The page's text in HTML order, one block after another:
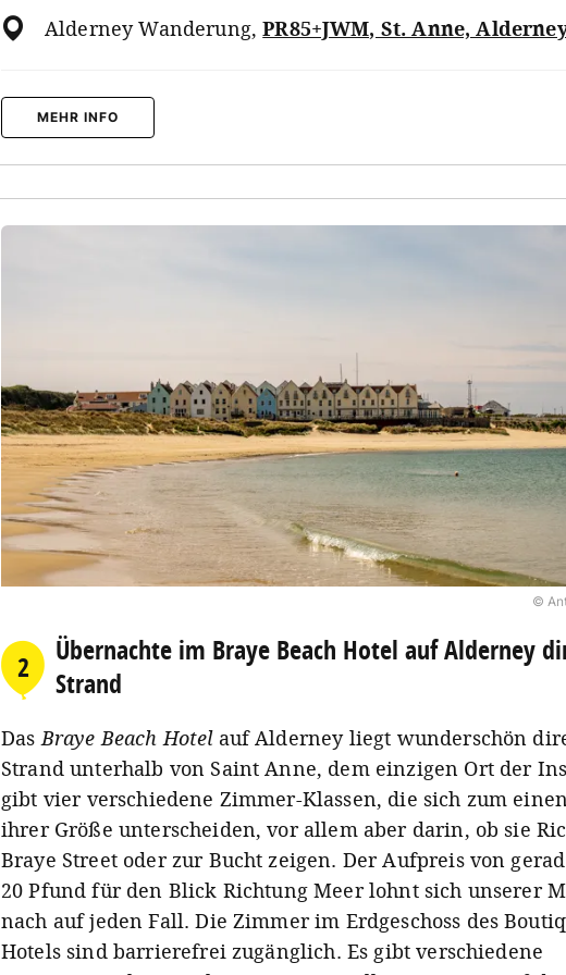
Alderney Wanderung,PR85+JWM, St. Anne,
MEHR INFO
©
2
Übernachte im Braye Beach Hotel auf Alderney
Strand
DasBraye Beach Hotelauf Alderney liegt wunderschön
Strand unterhalb von Saint Anne, dem einzigen Ort der
gibt vier verschiedene Zimmer-Klassen, die sich zum
ihrer Größe unterscheiden, vor allem aber darin, ob sie
Braye Street oder zur Bucht zeigen. Der Aufpreis von
20 Pfund für den Blick Richtung Meer lohnt sich unserer
nach auf jeden Fall. Die Zimmer im Erdgeschoss des
Hotels sind barrierefrei zugänglich. Es gibt verschiedene